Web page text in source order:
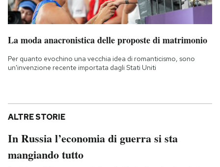
La moda anacronistica delle proposte di matrimonio
Per quanto evochino una vecchia idea di romanticismo, sono
un'invenzione recente importata dagli Stati Uniti
ALTRE STORIE
In Russia l’economia di guerra si sta
mangiando tutto